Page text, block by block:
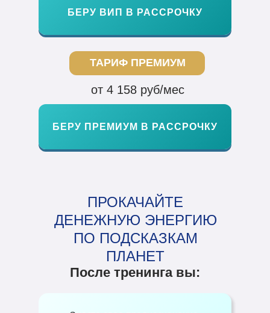
БЕРУ ВИП В РАССРОЧКУ
ТАРИФ ПРЕМИУМ
от 4 158 руб/мес
БЕРУ ПРЕМИУМ В РАССРОЧКУ
ПРОКАЧАЙТЕ
ДЕНЕЖНУЮ ЭНЕРГИЮ
ПО ПОДСКАЗКАМ
ПЛАНЕТ
После тренинга вы: